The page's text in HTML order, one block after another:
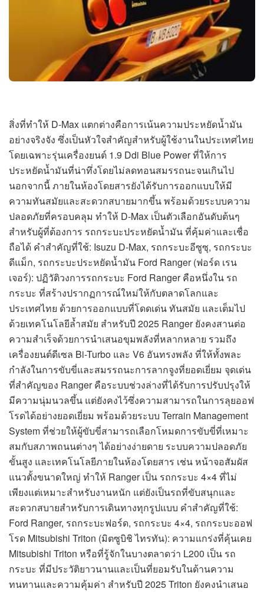
สิ่งที่ทำให้ D-Max แตกต่างคือการเน้นความประหยัดน้ำมัน
อย่างจริงจัง ซึ่งเป็นหัวใจสำคัญสำหรับผู้ใช้งานในประเทศไทย
โดยเฉพาะรุ่นเครื่องยนต์ 1.9 Ddi Blue Power ที่ให้การ
ประหยัดน้ำมันที่น่าทึ่งโดยไม่ลดทอนสมรรถนะจนเกินไป
นอกจากนี้ ภายในห้องโดยสารยังได้รับการออกแบบให้มี
ความทันสมัยและสะดวกสบายมากขึ้น พร้อมด้วยระบบความ
ปลอดภัยที่ครอบคลุม ทำให้ D-Max เป็นตัวเลือกอันดับต้นๆ
สำหรับผู้ที่ต้องการ รถกระบะประหยัดน้ำมัน ที่คุ้มค่าและเชื่อ
ถือได้ คำสำคัญที่ใช้: Isuzu D-Max, รถกระบะอีซูซุ, รถกระบะ
ดีแม็ก, รถกระบะประหยัดน้ำมัน Ford Ranger (ฟอร์ด เรน
เจอร์): ปฏิวัติวงการรถกระบะ Ford Ranger คือหนึ่งใน รถ
กระบะ ที่สร้างปรากฏการณ์ใหม่ให้กับตลาดโลกและ
ประเทศไทย ด้วยการออกแบบที่โดดเด่น ทันสมัย และเต็มไป
ด้วยเทคโนโลยีล้ำสมัย สำหรับปี 2025 Ranger ยังคงสานต่อ
ความสำเร็จด้วยการนำเสนอขุมพลังที่หลากหลาย รวมถึง
เครื่องยนต์ดีเซล Bi-Turbo และ V6 อันทรงพลัง ที่ให้ทั้งพละ
กำลังในการขับขี่และสมรรถนะการลากจูงที่ยอดเยี่ยม จุดเด่น
ที่สำคัญของ Ranger คือระบบช่วงล่างที่ได้รับการปรับปรุงให้
มีความนุ่มนวลขึ้น แต่ยังคงไว้ซึ่งความสามารถในการลุยออฟ
โรดได้อย่างยอดเยี่ยม พร้อมด้วยระบบ Terrain Management
System ที่ช่วยให้ผู้ขับขี่สามารถเลือกโหมดการขับขี่ที่เหมาะ
สมกับสภาพถนนต่างๆ ได้อย่างง่ายดาย ระบบความปลอดภัย
ขั้นสูง และเทคโนโลยีภายในห้องโดยสาร เช่น หน้าจอสัมผัส
แนวตั้งขนาดใหญ่ ทำให้ Ranger เป็น รถกระบะ 4×4 ที่ไม่
เพียงแต่เหมาะสำหรับงานหนัก แต่ยังเป็นรถที่ขับสนุกและ
สะดวกสบายสำหรับการเดินทางทุกรูปแบบ คำสำคัญที่ใช้:
Ford Ranger, รถกระบะฟอร์ด, รถกระบะ 4×4, รถกระบะออฟ
โรด Mitsubishi Triton (มิตซูบิชิ ไทรทัน): ความแกร่งที่คุ้นเคย
Mitsubishi Triton หรือที่รู้จักในบางตลาดว่า L200 เป็น รถ
กระบะ ที่มีประวัติยาวนานและเป็นที่ยอมรับในด้านความ
ทนทานและความคุ้มค่า สำหรับปี 2025 Triton ยังคงนำเสนอ